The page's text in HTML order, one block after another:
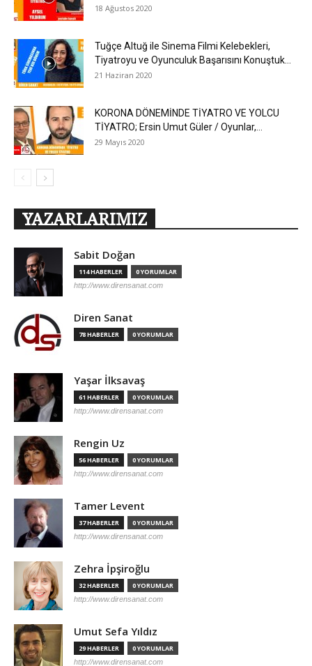
18 Ağustos 2020
Tuğçe Altuğ ile Sinema Filmi Kelebekleri,
Tiyatroyu ve Oyunculuk Başarısını Konuştuk...
21 Haziran 2020
KORONA DÖNEMİNDE TİYATRO VE YOLCU
TİYATRO; Ersin Umut Güler / Oyunlar,...
29 Mayıs 2020
YAZARLARIMIZ
Sabit Doğan
114 HABERLER 0 YORUMLAR
http://www.dirensanat.com
Diren Sanat
78 HABERLER 0 YORUMLAR
Yaşar İlksavaş
61 HABERLER 0 YORUMLAR
http://www.dirensanat.com
Rengin Uz
56 HABERLER 0 YORUMLAR
http://www.dirensanat.com
Tamer Levent
37 HABERLER 0 YORUMLAR
http://www.dirensanat.com
Zehra İpşiroğlu
32 HABERLER 0 YORUMLAR
http://www.dirensanat.com
Umut Sefa Yıldız
29 HABERLER 0 YORUMLAR
http://www.dirensanat.com